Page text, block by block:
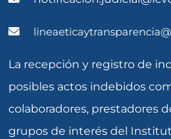
La recepción y registro de
posibles actos indebidos
colaboradores, prestadores
grupos de interés del